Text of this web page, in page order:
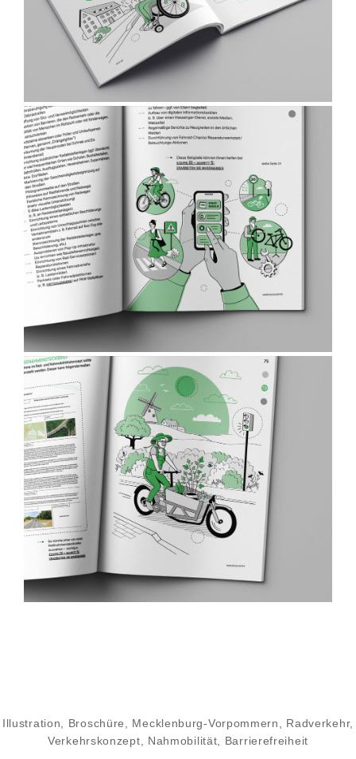
Illustration, Broschüre, Mecklenburg-Vorpommern, Radverkehr,
Verkehrskonzept, Nahmobilität, Barrierefreiheit